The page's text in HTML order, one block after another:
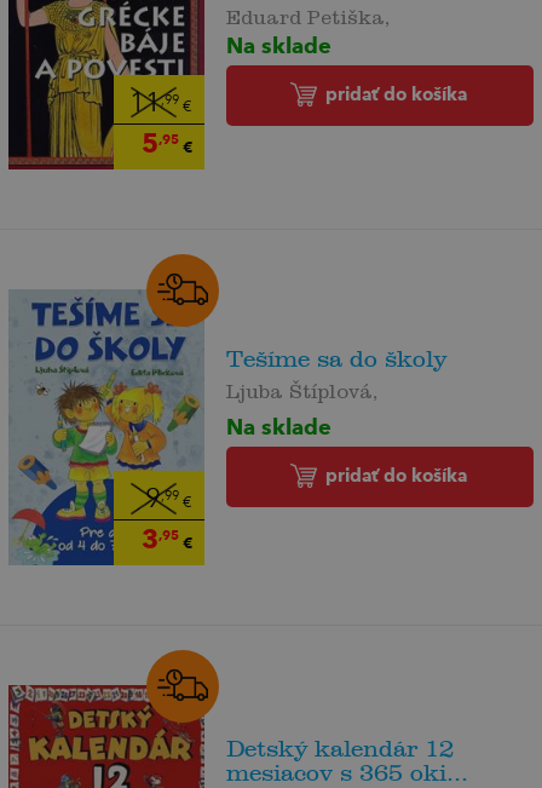
11,99 €
5,95€
Eduard Petiška,
Na sklade
pridať do košíka
9,99 €
3,95€
Tešíme sa do školy
Ljuba Štíplová,
Na sklade
pridať do košíka
Detský kalendár 12
mesiacov s 365 oki...